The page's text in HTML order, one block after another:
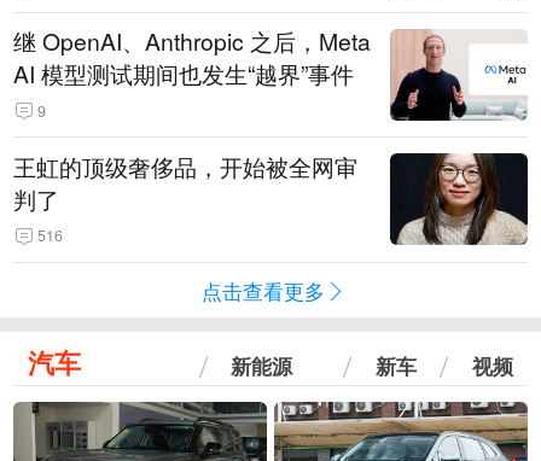
继 OpenAI、Anthropic 之后，Meta
AI 模型测试期间也发生“越界”事件
9
王虹的顶级奢侈品，开始被全网审
判了
516
点击查看更多
汽车 新能源 新车 视频